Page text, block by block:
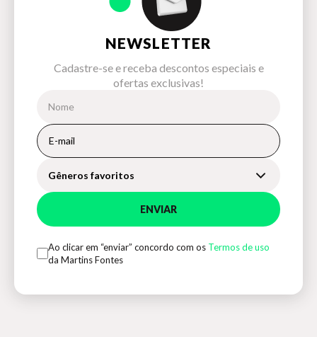
NEWSLETTER
Cadastre-se e receba descontos especiais e
ofertas exclusivas!
Gêneros favoritos
ENVIAR
Ao clicar em “enviar” concordo com os Termos de uso
da Martins Fontes